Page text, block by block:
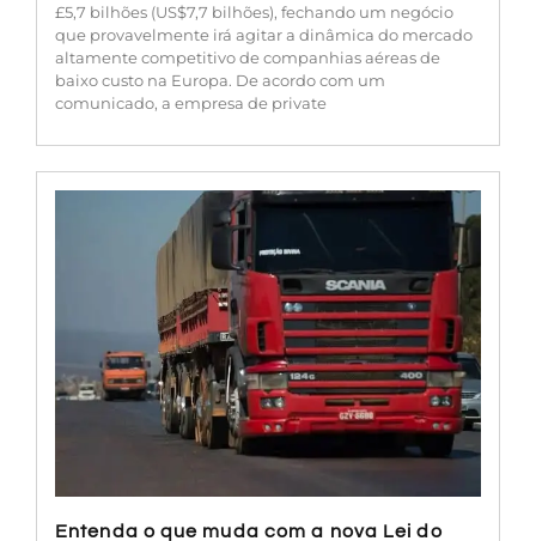
£5,7 bilhões (US$7,7 bilhões), fechando um negócio
que provavelmente irá agitar a dinâmica do mercado
altamente competitivo de companhias aéreas de
baixo custo na Europa. De acordo com um
comunicado, a empresa de private
Entenda o que muda com a nova Lei do